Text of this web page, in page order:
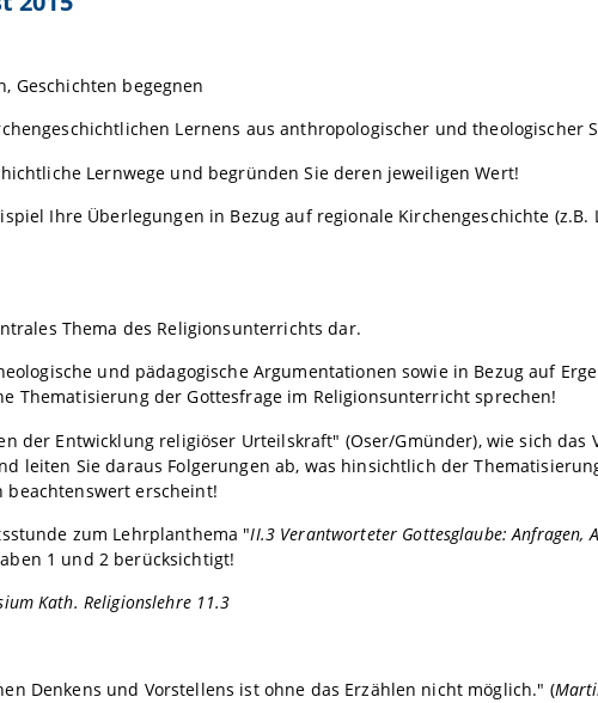
Geschichten begegnen
Lernens aus anthropologischer und theologischer
Lernwege und begründen Sie deren jeweiligen Wert!
Ihre Überlegungen in Bezug auf regionale Kirchengeschichte (z.B.
Thema des Religionsunterrichts dar.
und pädagogische Argumentationen sowie in Bezug auf
Thematisierung der Gottesfrage im Religionsunterricht sprechen!
der Entwicklung religiöser Urteilskraft" (Oser/Gmünder), wie sich das
leiten Sie daraus Folgerungen ab, was hinsichtlich der
beachtenswert erscheint!
zum Lehrplanthema "II.3 Verantworteter Gottesglaube: Anfragen,
1 und 2 berücksichtigt!
Kath. Religionslehre 11.3
Denkens und Vorstellens ist ohne das Erzählen nicht möglich." (